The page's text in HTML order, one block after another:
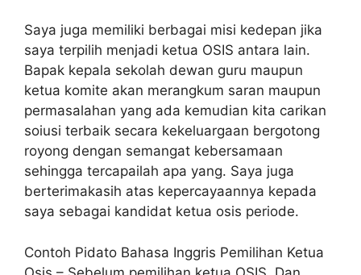
Saya juga memiliki berbagai misi kedepan jika
saya terpilih menjadi ketua OSIS antara lain.
Bapak kepala sekolah dewan guru maupun
ketua komite akan merangkum saran maupun
permasalahan yang ada kemudian kita carikan
soiusi terbaik secara kekeluargaan bergotong
royong dengan semangat kebersamaan
sehingga tercapailah apa yang. Saya juga
berterimakasih atas kepercayaannya kepada
saya sebagai kandidat ketua osis periode.
Contoh Pidato Bahasa Inggris Pemilihan Ketua